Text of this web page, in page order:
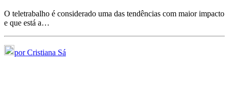
O teletrabalho é considerado uma das tendências com maior impacto
e que está a…
por Cristiana Sá